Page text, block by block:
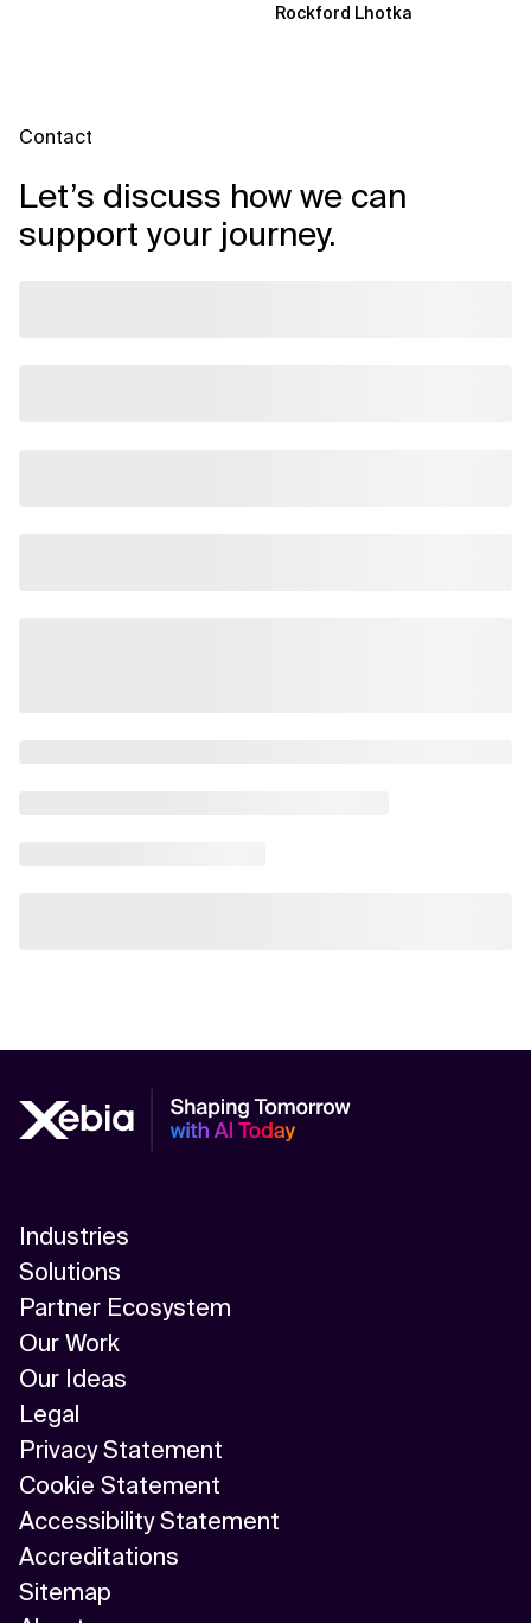
dem...
Rockford Lhotka
Contact
Let’s discuss how we can
support your journey.
Industries
Solutions
Partner Ecosystem
Our Work
Our Ideas
Legal
Privacy Statement
Cookie Statement
Accessibility Statement
Accreditations
Sitemap